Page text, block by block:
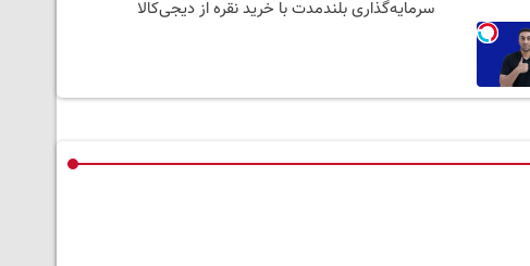
سرمایه‌گذاری بلندمدت با خرید نقره از دیجی‌کالا